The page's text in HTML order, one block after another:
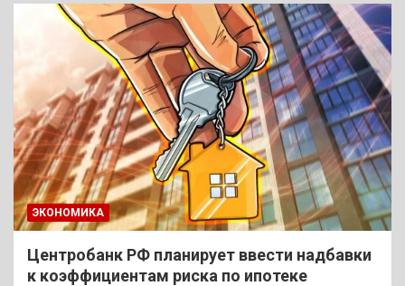
ЭКОНОМИКА
Центробанк РФ планирует ввести надбавки
к коэффициентам риска по ипотеке